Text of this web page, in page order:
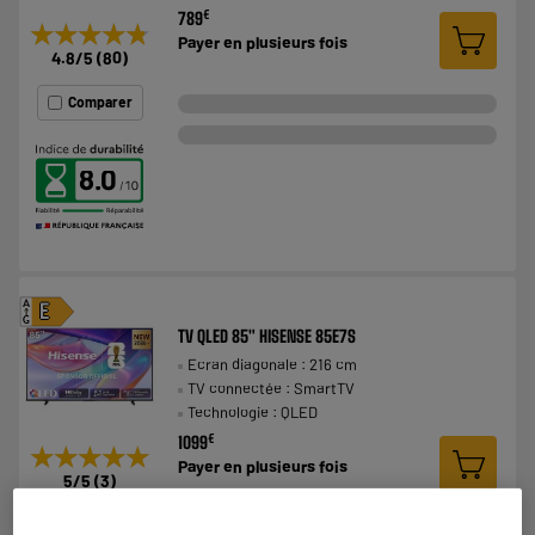
★★★★★
★★★★★
4.8/5 (80)
Comparer
8.0
789€
Payer en plusieurs fois
E
A
G
★★★★★
★★★★★
5/5 (3)
TV QLED 85" HISENSE 85E7S
Ecran diagonale : 216 cm
TV connectée : SmartTV
Technologie : QLED
1099€
Payer en plusieurs fois